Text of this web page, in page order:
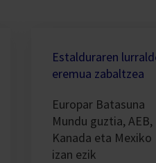
Estalduraren
eremua zabaltzea
Europar Batasuna
Mundu guztia, AEB,
Kanada eta Mexiko
izan ezik